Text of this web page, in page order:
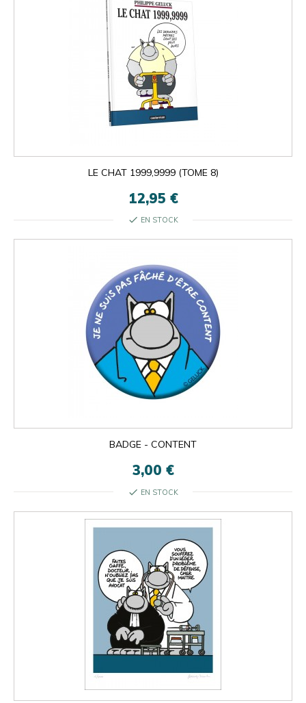
LE CHAT 1999,9999 (TOME 8)
12,95 €
check EN STOCK
BADGE - CONTENT
3,00 €
check EN STOCK